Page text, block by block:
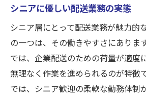
シニアに優しい配送業務の実態
シニア層にとって配送業務が魅力的
の一つは、その働きやすさにありま
では、企業配送のための荷量が適度
無理なく作業を進められるのが特徴
では、シニア歓迎の柔軟な勤務体制